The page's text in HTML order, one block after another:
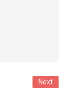
Next